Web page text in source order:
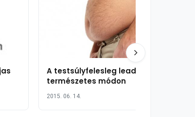
A testsúlyfelesleg leadása
természetes módon
2015. 06. 14.